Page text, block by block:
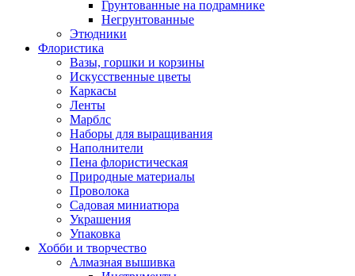
Грунтованные на подрамнике
Негрунтованные
Этюдники
Флористика
Вазы, горшки и корзины
Искусственные цветы
Каркасы
Ленты
Марблс
Наборы для выращивания
Наполнители
Пена флористическая
Природные материалы
Проволока
Садовая миниатюра
Украшения
Упаковка
Хобби и творчество
Алмазная вышивка